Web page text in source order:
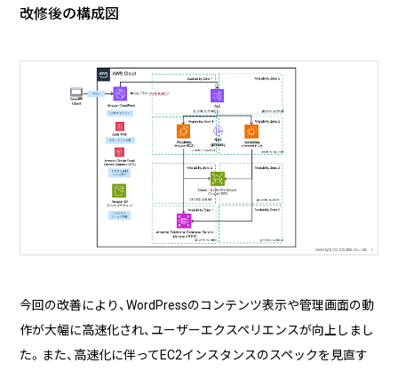
改修後の構成図
今回の改善により、WordPressのコンテンツ表示や管理画面の動
作が大幅に高速化され、ユーザーエクスペリエンスが向上しまし
た。また、高速化に伴ってEC2インスタンスのスペックを見直す